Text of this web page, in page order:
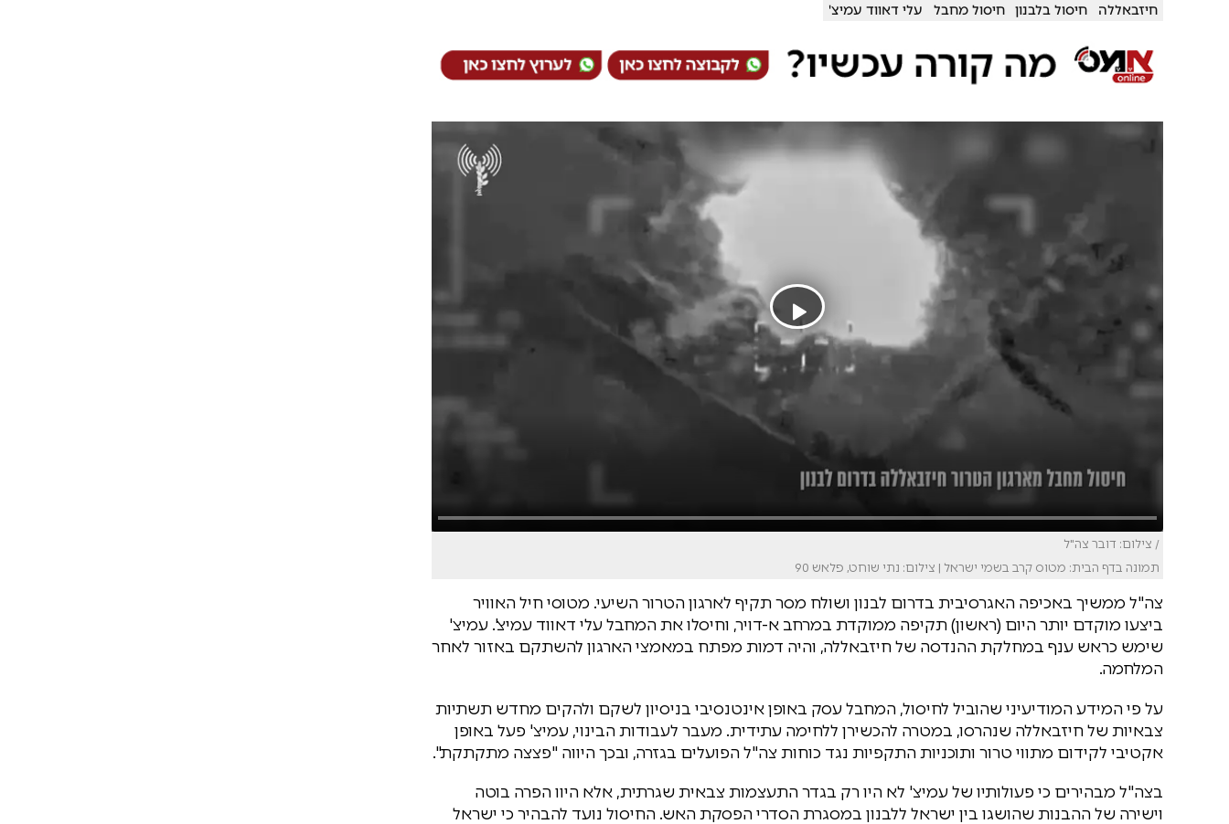
חיזבאללה חיסול בלבנון חיסול מחבל עלי דאווד עמיצ'
/ צילום: דובר צה"ל
תמונה בדף הבית: מטוס קרב בשמי ישראל | צילום: נתי שוחט, פלאש 90
צה"ל ממשיך באכיפה האגרסיבית בדרום לבנון ושולח מסר תקיף לארגון הטרור השיעי. מטוסי חיל האוויר
ביצעו מוקדם יותר היום (ראשון) תקיפה ממוקדת במרחב א-דויר, וחיסלו את המחבל עלי דאווד עמיצ'. עמיצ'
שימש כראש ענף במחלקת ההנדסה של חיזבאללה, והיה דמות מפתח במאמצי הארגון להשתקם באזור לאחר
המלחמה.
על פי המידע המודיעיני שהוביל לחיסול, המחבל עסק באופן אינטנסיבי בניסיון לשקם ולהקים מחדש תשתיות
צבאיות של חיזבאללה שנהרסו, במטרה להכשירן ללחימה עתידית. מעבר לעבודות הבינוי, עמיצ' פעל באופן
אקטיבי לקידום מתווי טרור ותוכניות התקפיות נגד כוחות צה"ל הפועלים בגזרה, ובכך היווה "פצצה מתקתקת".
בצה"ל מבהירים כי פעולותיו של עמיצ' לא היו רק בגדר התעצמות צבאית שגרתית, אלא היוו הפרה בוטה
וישירה של ההבנות שהושגו בין ישראל ללבנון במסגרת הסדרי הפסקת האש. החיסול נועד להבהיר כי ישראל